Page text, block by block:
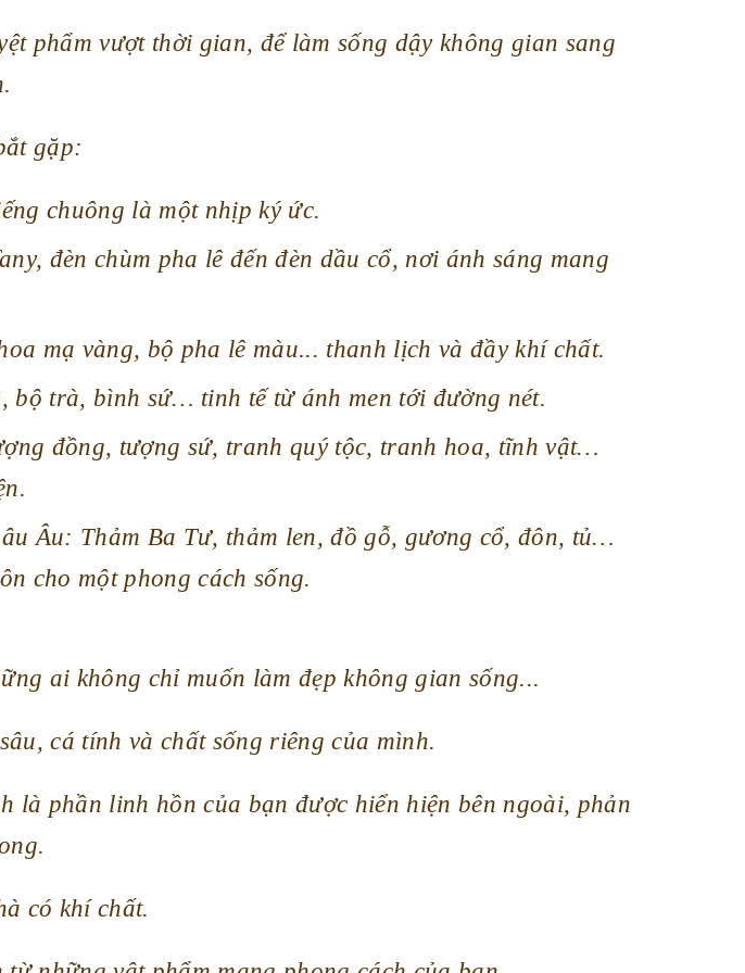
phẩm vượt thời gian, để làm sống dậy không gian sang
gặp:
chuông là một nhịp ký ức.
đèn chùm pha lê đến đèn dầu cổ, nơi ánh sáng mang
mạ vàng, bộ pha lê màu... thanh lịch và đầy khí chất.
bộ trà, bình sứ… tinh tế từ ánh men tới đường nét.
đồng, tượng sứ, tranh quý tộc, tranh hoa, tĩnh vật…
Âu: Thảm Ba Tư, thảm len, đồ gỗ, gương cổ, đôn, tủ…
cho một phong cách sống.
ai không chỉ muốn làm đẹp không gian sống...
cá tính và chất sống riêng của mình.
là phần linh hồn của bạn được hiển hiện bên ngoài, phản
có khí chất.